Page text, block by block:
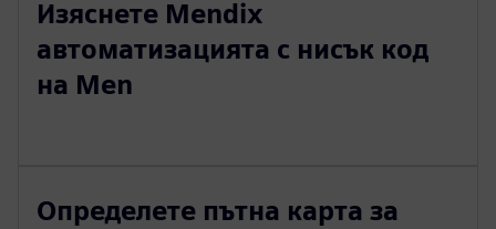
Изяснете Mendix
автоматизацията с нисък код
на Men
Определете пътна карта за